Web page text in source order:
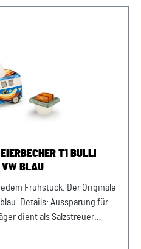
T1 BULLI
VW BLAU
Frühstück. Der Originale
Aussparung für
dient als Salzstreuer
x 65 mm Material: